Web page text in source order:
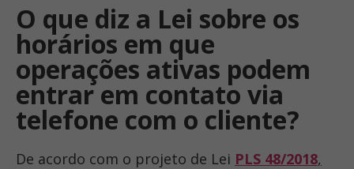
O que diz a Lei sobre os
horários em que
operações ativas podem
entrar em contato via
telefone com o cliente?
De acordo com o projeto de Lei PLS 48/2018,